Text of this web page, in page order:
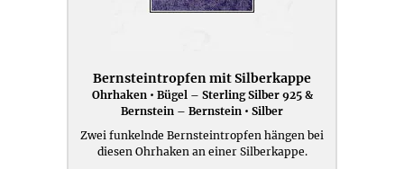
Bernsteintropfen mit Silberkappe
Ohrhaken • Bügel – Sterling Silber 925 &
Bernstein – Bernstein • Silber
Zwei funkelnde Bernsteintropfen hängen bei
diesen Ohrhaken an einer Silberkappe.